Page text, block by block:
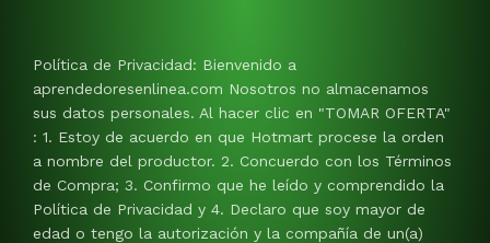
Política de Privacidad: Bienvenido a
aprendedoresenlinea.com Nosotros no almacenamos
sus datos personales. Al hacer clic en "TOMAR OFERTA"
: 1. Estoy de acuerdo en que Hotmart procese la orden
a nombre del productor. 2. Concuerdo con los Términos
de Compra; 3. Confirmo que he leído y comprendido la
Política de Privacidad y 4. Declaro que soy mayor de
edad o tengo la autorización y la compañía de un(a)